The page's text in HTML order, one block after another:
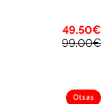
49.50€
99.00€
Otsas